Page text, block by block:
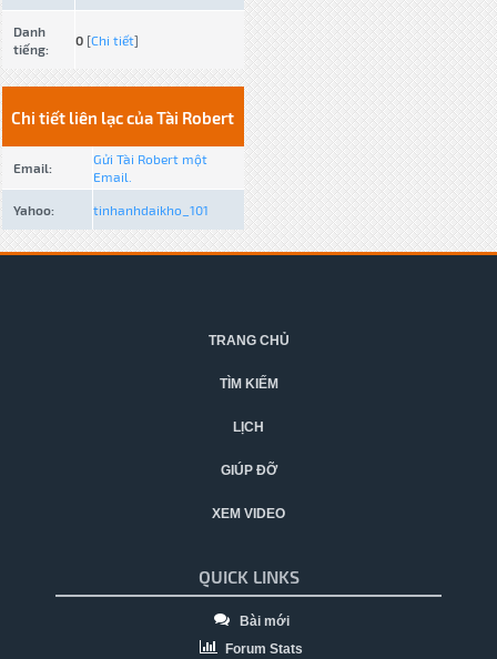
Danh
tiếng:
0 [Chi tiết]
Chi tiết liên lạc của Tài Robert
Email:
Gửi Tài Robert một
Email.
Yahoo: tinhanhdaikho_101
TRANG CHỦ
TÌM KIẾM
LỊCH
GIÚP ĐỠ
XEM VIDEO
QUICK LINKS
Bài mới
Forum Stats